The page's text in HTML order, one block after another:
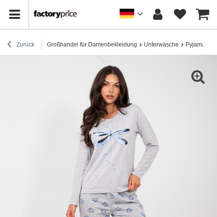
Zurück Großhandel für Damenbekleidung Unterwäsche Pyjamas